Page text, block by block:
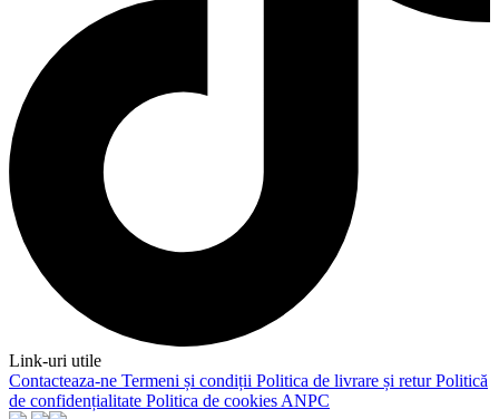
Link-uri utile
Contacteaza-ne Termeni și condiții Politica de livrare și returPolitică
de confidențialitate Politica de cookies ANPC